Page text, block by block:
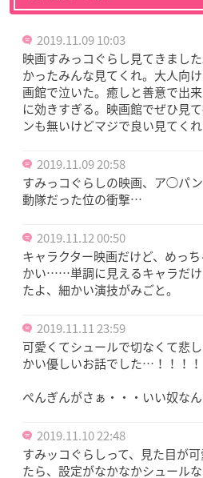
2019.11.09 10:03
映画すみっコぐらし見てきまし
かったみんな見てくれ。大人向
画館で泣いた。癒しと善意で出
に効きすぎる。映画館でぜひ見
ンも無いけどマジで良い見てく
2019.11.09 20:58
すみっコぐらしの映画、ア◯パ
動隊だった位の衝撃…
2019.11.12 00:50
キャラクター映画だけど、めっ
かい……単調に見えるキャラだけ
たよ、細かい演技がみごと。
2019.11.11 23:59
可愛くてシュールで切なくて悲
かい優しいお話でした…！！！！
ぺんぎんがさぁ・・・いい奴なん
2019.11.10 22:48
すみッコぐらしって、見た目が
たら、設定がなかなかシュール